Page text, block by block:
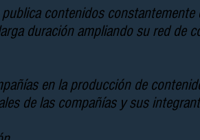
contenidos
duración ampliando su red de
en la producción de
de las compañías y sus